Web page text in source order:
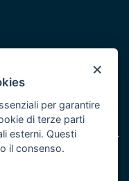
Puglia 2014/2020 -
×
per garantire
di terze parti
esterni. Questi
il consenso.